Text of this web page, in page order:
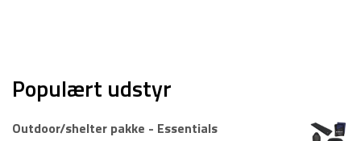
Populært udstyr
Outdoor/shelter pakke - Essentials